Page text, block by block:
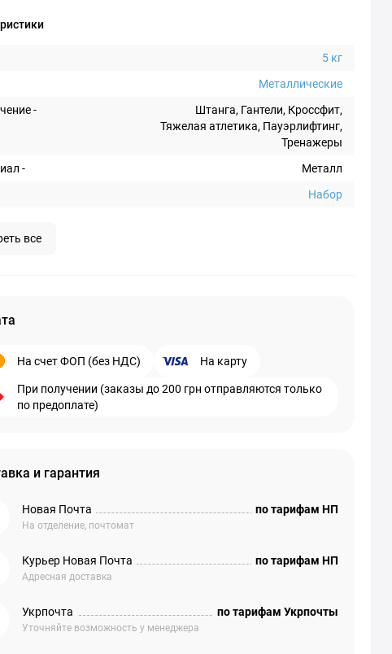
5 кг
Металлические
-
Штанга, Гантели, Кроссфит,
Тяжелая атлетика, Пауэрлифтинг,
Тренажеры
-
Металл
Набор
все
На счет ФОП (без НДС) На карту
При получении (заказы до 200 грн отправляются только
по предоплате)
и гарантия
Новая Почта
На отделение, почтомат
по тарифам НП
Курьер Новая Почта
Адресная доставка
по тарифам НП
Укрпочта
Уточняйте возможность у менеджера
по тарифам Укрпочты